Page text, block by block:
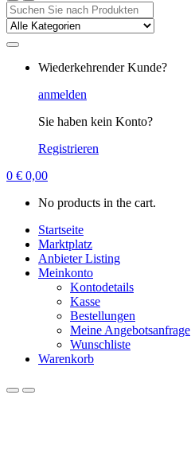
Suchen
nach:
Wiederkehrender Kunde?
anmelden
Sie haben kein Konto?
Registrieren
0 € 0,00
No products in the cart.
Startseite
Marktplatz
Anbieter Listing
Meinkonto
Kontodetails
Kasse
Bestellungen
Meine Angebotsanfrage
Wunschliste
Warenkorb